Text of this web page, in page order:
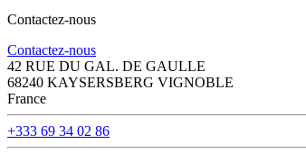
Contactez-nous
Contactez-nous
42 RUE DU GAL. DE GAULLE
68240 KAYSERSBERG VIGNOBLE
France
+333 69 34 02 86